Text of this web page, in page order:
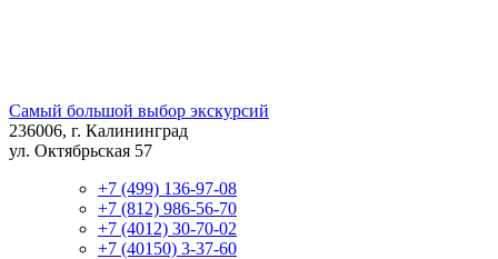
Самый большой выбор экскурсий
236006, г. Калининград
ул. Октябрьская 57
+7 (499) 136-97-08
+7 (812) 986-56-70
+7 (4012) 30-70-02
+7 (40150) 3-37-60